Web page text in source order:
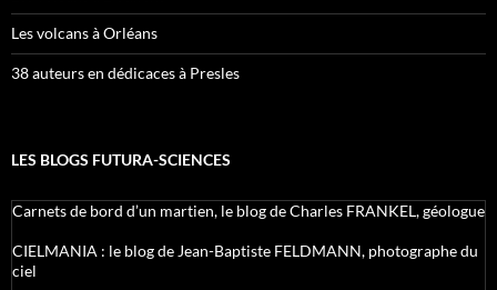
Les volcans à Orléans
38 auteurs en dédicaces à Presles
LES BLOGS FUTURA-SCIENCES
Carnets de bord d’un martien, le blog de Charles FRANKEL, géologue
CIELMANIA : le blog de Jean-Baptiste FELDMANN, photographe du
ciel